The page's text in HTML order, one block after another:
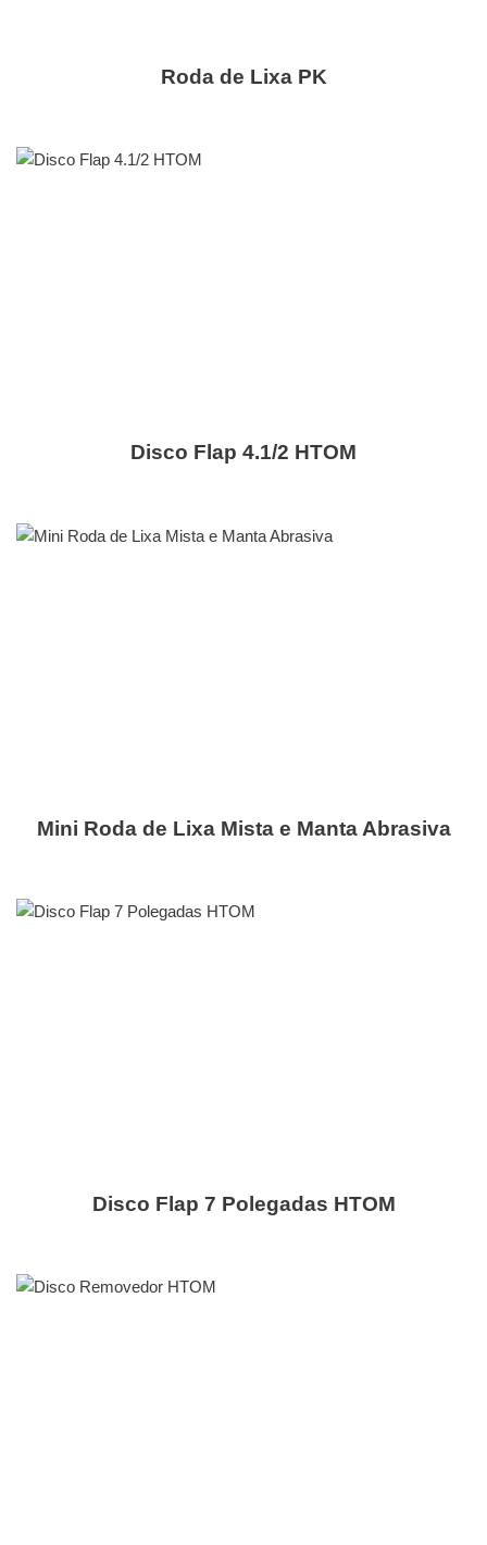
Roda de Lixa PK
Disco Flap 4.1/2 HTOM
Mini Roda de Lixa Mista e Manta Abrasiva
Disco Flap 7 Polegadas HTOM